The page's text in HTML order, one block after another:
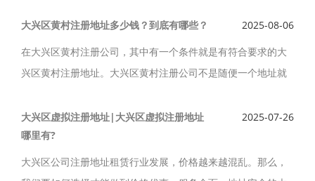
大兴区一次性注册地址费用2000元，新设立，迁址可用，并协
助办理营业执照，熟悉办理公司用营业执照流程，省力省力，
创业很简单。
大兴区黄村注册地址多少钱？到底有哪些？
2025-08-06
在大兴区黄村注册公司，其中有一个条件就是有符合要求的大
兴区黄村注册地址。大兴区黄村注册公司不是随便一个地址就
择？那么就来看看大兴区黄村注册公司对注册地址到底有哪些
及费用。
大兴区虚拟注册地址|大兴区虚拟注册地址
哪里有?
2025-07-26
大兴区公司注册地址租赁行业发展，价格越来越混乱。那么，